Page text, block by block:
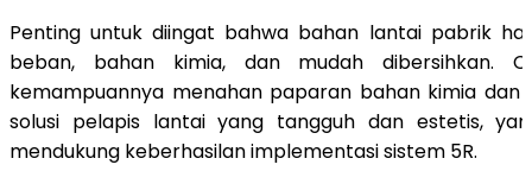
Penting untuk diingat bahwa bahan lantai pabrik
beban, bahan kimia, dan mudah dibersihkan.
kemampuannya menahan paparan bahan kimia dan
solusi pelapis lantai yang tangguh dan estetis,
mendukung keberhasilan implementasi sistem 5R.